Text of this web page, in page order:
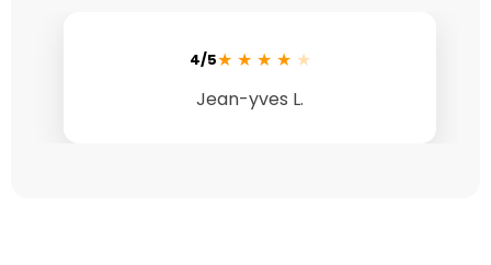
4/5★ ★ ★ ★ ★
Jean-yves L.